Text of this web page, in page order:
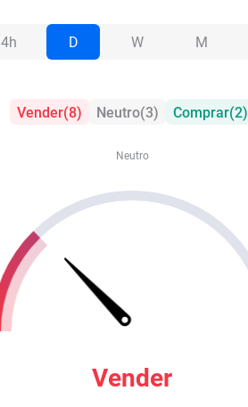
4h D W M
Vender(8) Neutro(3) Comprar(2)
Neutro
Vender